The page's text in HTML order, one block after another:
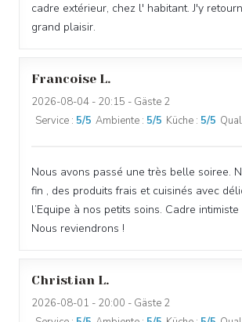
cadre extérieur, chez l' habitant. J'y
grand plaisir.
Francoise L
2026-08-04 - 20:15 - Gäste 2
Service : 5/5 Ambiente : 5/5 Küche : 5/5
Nous avons passé une très belle soiree.
fin , des produits frais et cuisinés avec
l’Equipe à nos petits soins. Cadre
Nous reviendrons !
Christian L
2026-08-01 - 20:00 - Gäste 2